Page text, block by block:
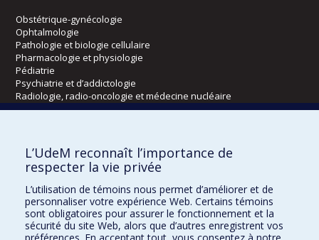
Obstétrique-gynécologie
Ophtalmologie
Pathologie et biologie cellulaire
Pharmacologie et physiologie
Pédiatrie
Psychiatrie et d’addictologie
Radiologie, radio-oncologie et médecine nucléaire
Kinésiologie et des sciences de l’activité physique
Orthophonie et audiologie
Réadaptation
Directions
L’UdeM reconnaît l’importance de
respecter la vie privée
L’utilisation de témoins nous permet d’améliorer et de
personnaliser votre expérience Web. Certains témoins
sont obligatoires pour assurer le fonctionnement et la
sécurité du site Web, alors que d’autres enregistrent vos
préférences. En acceptant tout, vous consentez à notre